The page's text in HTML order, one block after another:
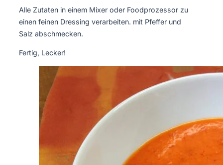
Alle Zutaten in einem Mixer oder Foodprozessor zu
einen feinen Dressing verarbeiten. mit Pfeffer und
Salz abschmecken.
Fertig, Lecker!